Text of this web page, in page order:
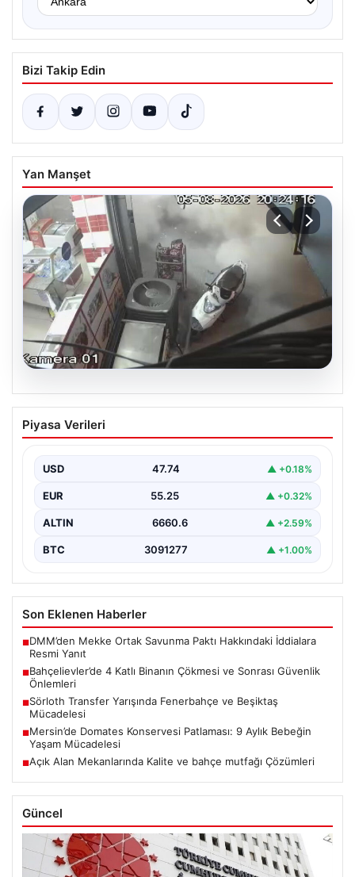
Bizi Takip Edin
Yan Manşet
06.08.2026
Bahçelievler’de 4 Katlı Binanın Çökmesi
ve Sonrası Güvenlik Önlemleri
bölge sakinleri ve yetkilileri korkutan anlara sahne oldu.
Piyasa Verileri
USD 47.74 ▲ +0.18%
EUR 55.25 ▲ +0.32%
ALTIN 6660.6 ▲ +2.59%
BTC 3091277 ▲ +1.00%
Son Eklenen Haberler
■DMM’den Mekke Ortak Savunma Paktı Hakkındaki İddialara
Resmi Yanıt
■Bahçelievler’de 4 Katlı Binanın Çökmesi ve Sonrası Güvenlik
Önlemleri
■Sörloth Transfer Yarışında Fenerbahçe ve Beşiktaş
Mücadelesi
■Mersin’de Domates Konservesi Patlaması: 9 Aylık Bebeğin
Yaşam Mücadelesi
■Açık Alan Mekanlarında Kalite ve bahçe mutfağı Çözümleri
Güncel